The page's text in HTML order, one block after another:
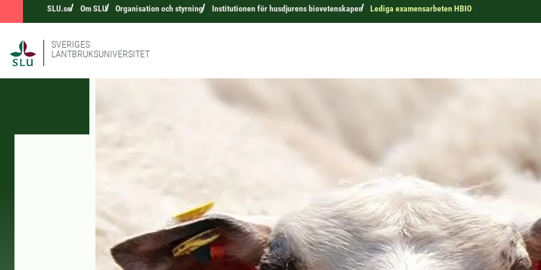
SLU.se Om SLU Organisation och styrning Institutionen för husdjurens biovetenskaper Lediga examensarbeten HBIO
SVERIGES
LANTBRUKSUNIVERSITET